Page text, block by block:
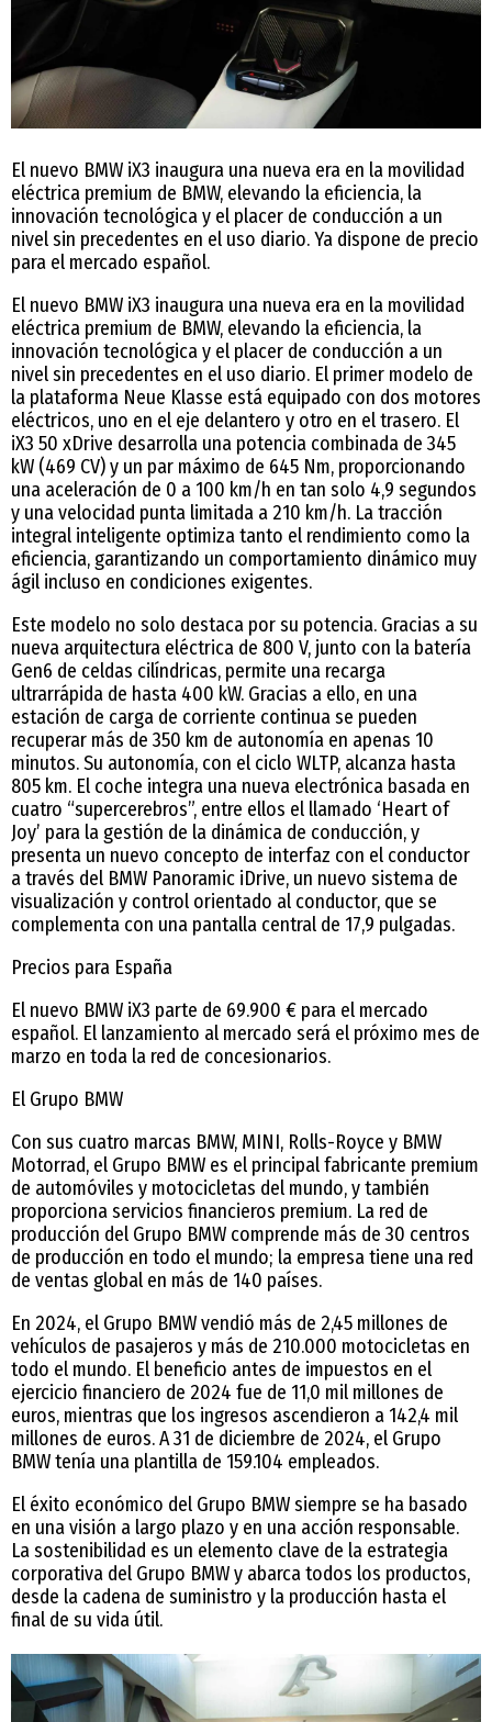
El nuevo BMW iX3 inaugura una nueva era en la movilidad
eléctrica premium de BMW, elevando la eficiencia, la
innovación tecnológica y el placer de conducción a un
nivel sin precedentes en el uso diario. Ya dispone de precio
para el mercado español.
El nuevo BMW iX3 inaugura una nueva era en la movilidad
eléctrica premium de BMW, elevando la eficiencia, la
innovación tecnológica y el placer de conducción a un
nivel sin precedentes en el uso diario. El primer modelo de
la plataforma Neue Klasse está equipado con dos motores
eléctricos, uno en el eje delantero y otro en el trasero. El
iX3 50 xDrive desarrolla una potencia combinada de 345
kW (469 CV) y un par máximo de 645 Nm, proporcionando
una aceleración de 0 a 100 km/h en tan solo 4,9 segundos
y una velocidad punta limitada a 210 km/h. La tracción
integral inteligente optimiza tanto el rendimiento como la
eficiencia, garantizando un comportamiento dinámico muy
ágil incluso en condiciones exigentes.
Este modelo no solo destaca por su potencia. Gracias a su
nueva arquitectura eléctrica de 800 V, junto con la batería
Gen6 de celdas cilíndricas, permite una recarga
ultrarrápida de hasta 400 kW. Gracias a ello, en una
estación de carga de corriente continua se pueden
recuperar más de 350 km de autonomía en apenas 10
minutos. Su autonomía, con el ciclo WLTP, alcanza hasta
805 km. El coche integra una nueva electrónica basada en
cuatro “supercerebros”, entre ellos el llamado ‘Heart of
Joy’ para la gestión de la dinámica de conducción, y
presenta un nuevo concepto de interfaz con el conductor
a través del BMW Panoramic iDrive, un nuevo sistema de
visualización y control orientado al conductor, que se
complementa con una pantalla central de 17,9 pulgadas.
Precios para España
El nuevo BMW iX3 parte de 69.900 € para el mercado
español. El lanzamiento al mercado será el próximo mes de
marzo en toda la red de concesionarios.
El Grupo BMW
Con sus cuatro marcas BMW, MINI, Rolls-Royce y BMW
Motorrad, el Grupo BMW es el principal fabricante premium
de automóviles y motocicletas del mundo, y también
proporciona servicios financieros premium. La red de
producción del Grupo BMW comprende más de 30 centros
de producción en todo el mundo; la empresa tiene una red
de ventas global en más de 140 países.
En 2024, el Grupo BMW vendió más de 2,45 millones de
vehículos de pasajeros y más de 210.000 motocicletas en
todo el mundo. El beneficio antes de impuestos en el
ejercicio financiero de 2024 fue de 11,0 mil millones de
euros, mientras que los ingresos ascendieron a 142,4 mil
millones de euros. A 31 de diciembre de 2024, el Grupo
BMW tenía una plantilla de 159.104 empleados.
El éxito económico del Grupo BMW siempre se ha basado
en una visión a largo plazo y en una acción responsable.
La sostenibilidad es un elemento clave de la estrategia
corporativa del Grupo BMW y abarca todos los productos,
desde la cadena de suministro y la producción hasta el
final de su vida útil.